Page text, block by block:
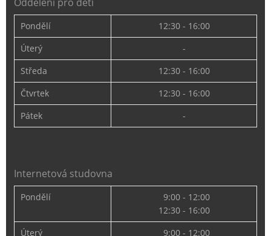
Pondělí
12:30 - 16:00
Úterý
-
Středa
12:30 - 16:00
Čtvrtek
12:30 - 16:00
Pátek
-
Internetová studovna
Pondělí
9:00 - 12:00
12:30 - 16:00
Úterý
9:00 - 12:00